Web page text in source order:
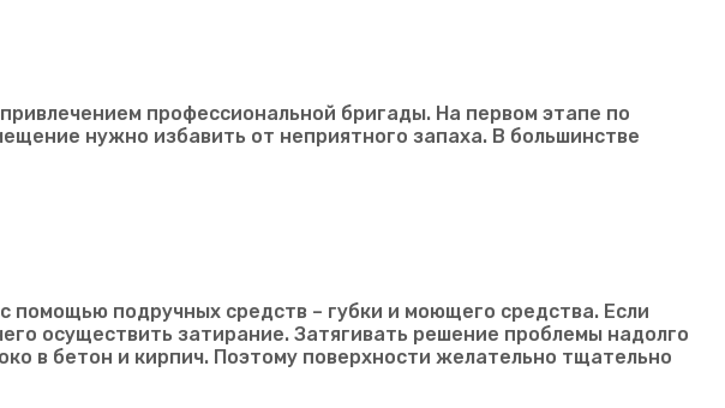
профессиональной бригады. На первом этапе по
нужно избавить от неприятного запаха. В большинстве
помощью подручных средств – губки и моющего средства. Если
осуществить затирание. Затягивать решение проблемы надолго
в бетон и кирпич. Поэтому поверхности желательно тщательно